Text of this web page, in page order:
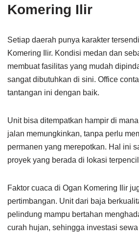
Komering Ilir
Setiap daerah punya karakter
Komering Ilir. Kondisi medan dan
membuat fasilitas yang mudah
sangat dibutuhkan di sini. Office
tantangan ini dengan baik.
Unit bisa ditempatkan hampir di
jalan memungkinkan, tanpa perlu
permanen yang merepotkan. Hal ini
proyek yang berada di lokasi
Faktor cuaca di Ogan Komering Ilir
pertimbangan. Unit dari baja
pelindung mampu bertahan
curah hujan, sehingga investasi